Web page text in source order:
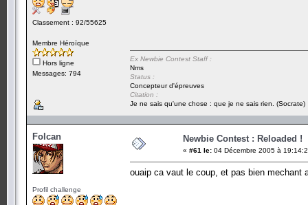
Classement : 92/55625
Membre Héroïque
Hors ligne
Messages: 794
Ex Newbie Contest Staff :
Nms
Status :
Concepteur d'épreuves
Citation :
Je ne sais qu'une chose : que je ne sais rien. (Socrate)
Folcan
Profil challenge
Newbie Contest : Reloaded !
« #61 le: 04 Décembre 2005 à
ouaip ca vaut le coup, et pas bien mechant